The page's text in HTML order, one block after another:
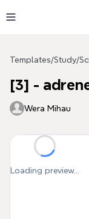
Templates/Study/
[3] -
Wera Mihau
Loading preview...